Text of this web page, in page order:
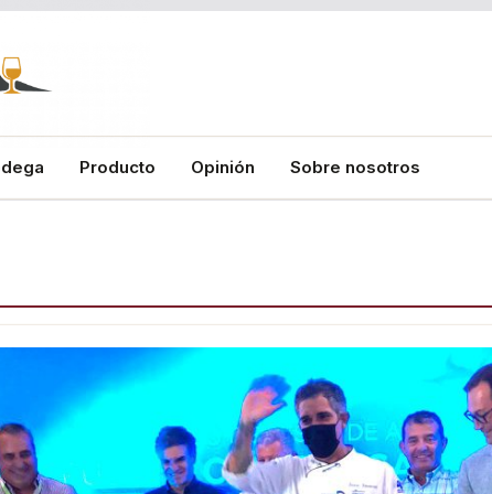
Producto Opinión Sobre nosotros